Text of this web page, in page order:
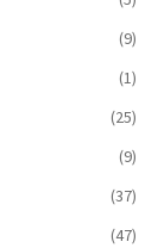
(9)
(1)
(25)
(9)
(37)
(47)